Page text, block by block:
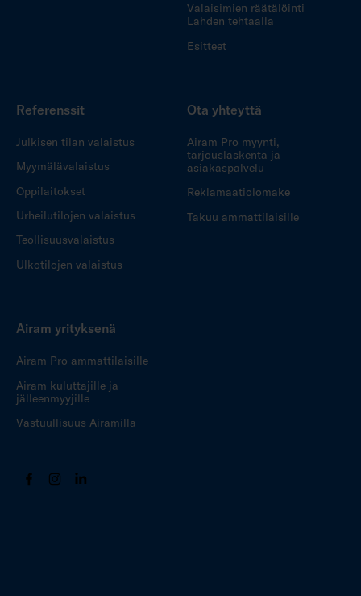
Valaisimien räätälöinti
Lahden tehtaalla
Esitteet
Referenssit
Julkisen tilan valaistus
Myymälävalaistus
Oppilaitokset
Urheilutilojen valaistus
Teollisuusvalaistus
Ulkotilojen valaistus
Ota yhteyttä
Airam Pro myynti,
tarjouslaskenta ja
asiakaspalvelu
Reklamaatiolomake
Takuu ammattilaisille
Airam yrityksenä
Airam Pro ammattilaisille
Airam kuluttajille ja
jälleenmyyjille
Vastuullisuus Airamilla